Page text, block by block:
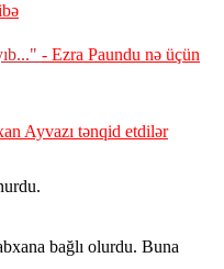
- Ezra Paundu nə üçün
Ayvazı tənqid etdilər
bağlı olurdu. Buna